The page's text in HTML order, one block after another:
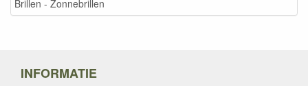
Brillen - Zonnebrillen
INFORMATIE